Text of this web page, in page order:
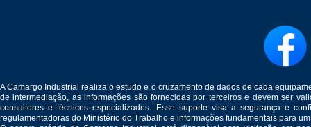
A Camargo Industrial realiza o estudo e o cruzamento de dados de cada
de intermediação, as informações são fornecidas por terceiros e devem ser
consultores e técnicos especializados. Esse suporte visa a segurança e
regulamentadoras do Ministério do Trabalho e informações fundamentais para